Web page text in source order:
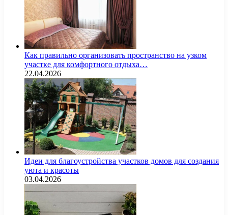
Как правильно организовать пространство на узком
участке для комфортного отдыха…
22.04.2026
Идеи для благоустройства участков домов для создания
уюта и красоты
03.04.2026